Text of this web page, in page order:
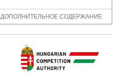
ДОПОЛНИТЕЛЬНОЕ СОДЕРЖАНИЕ